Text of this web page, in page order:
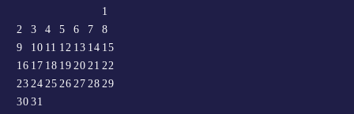
1
2
3 4 5 6 7
8
9
10 11 12 13 14 15
16 17 18 19 20 21 22
23 24 25 26 27 28 29
30 31